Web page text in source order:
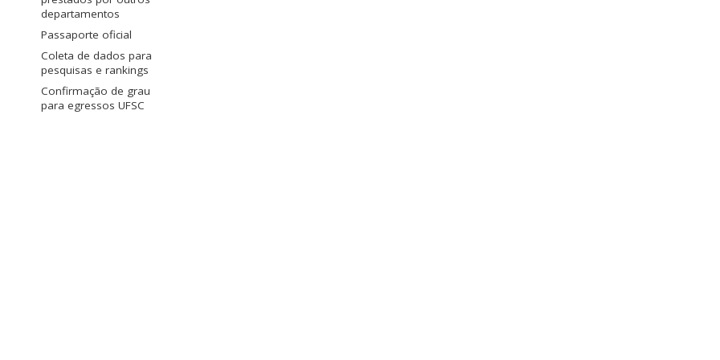
departamentos
Passaporte oficial
Coleta de dados para
pesquisas e rankings
Confirmação de grau
para egressos UFSC